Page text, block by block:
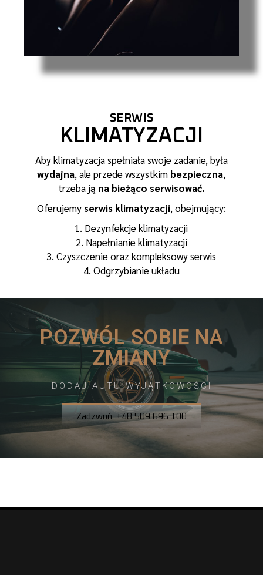
SERWIS
KLIMATYZACJI
Aby klimatyzacja spełniała swoje zadanie, była
wydajna, ale przede wszystkim bezpieczna,
trzeba ją na bieżąco serwisować.
Oferujemy serwis klimatyzacji, obejmujący:
Dezynfekcje klimatyzacji
Napełnianie klimatyzacji
Czyszczenie oraz kompleksowy serwis
Odgrzybianie układu
POZWÓL SOBIE NA
ZMIANY
DODAJ AUTU WYJĄTKOWOŚCI
Zadzwoń: +48 509 696 100